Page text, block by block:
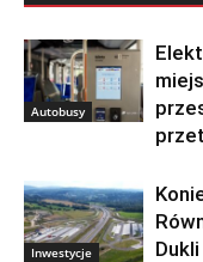
Autobusy
Inwestycje
Dukli